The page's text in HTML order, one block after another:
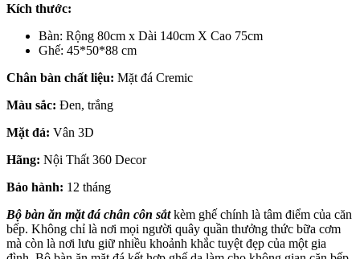
Kích thước:
Bàn: Rộng 80cm x Dài 140cm X Cao 75cm
Ghế: 45*50*88 cm
Chân bàn chất liệu: Mặt đá Cremic
Màu sắc: Đen, trắng
Mặt đá: Vân 3D
Hãng: Nội Thất 360 Decor
Bảo hành: 12 tháng
Bộ bàn ăn mặt đá chân côn sắtkèm ghế chính là tâm điểm của căn
bếp. Không chỉ là nơi mọi người quây quần thưởng thức bữa cơm
mà còn là nơi lưu giữ nhiều khoảnh khắc tuyệt đẹp của một gia